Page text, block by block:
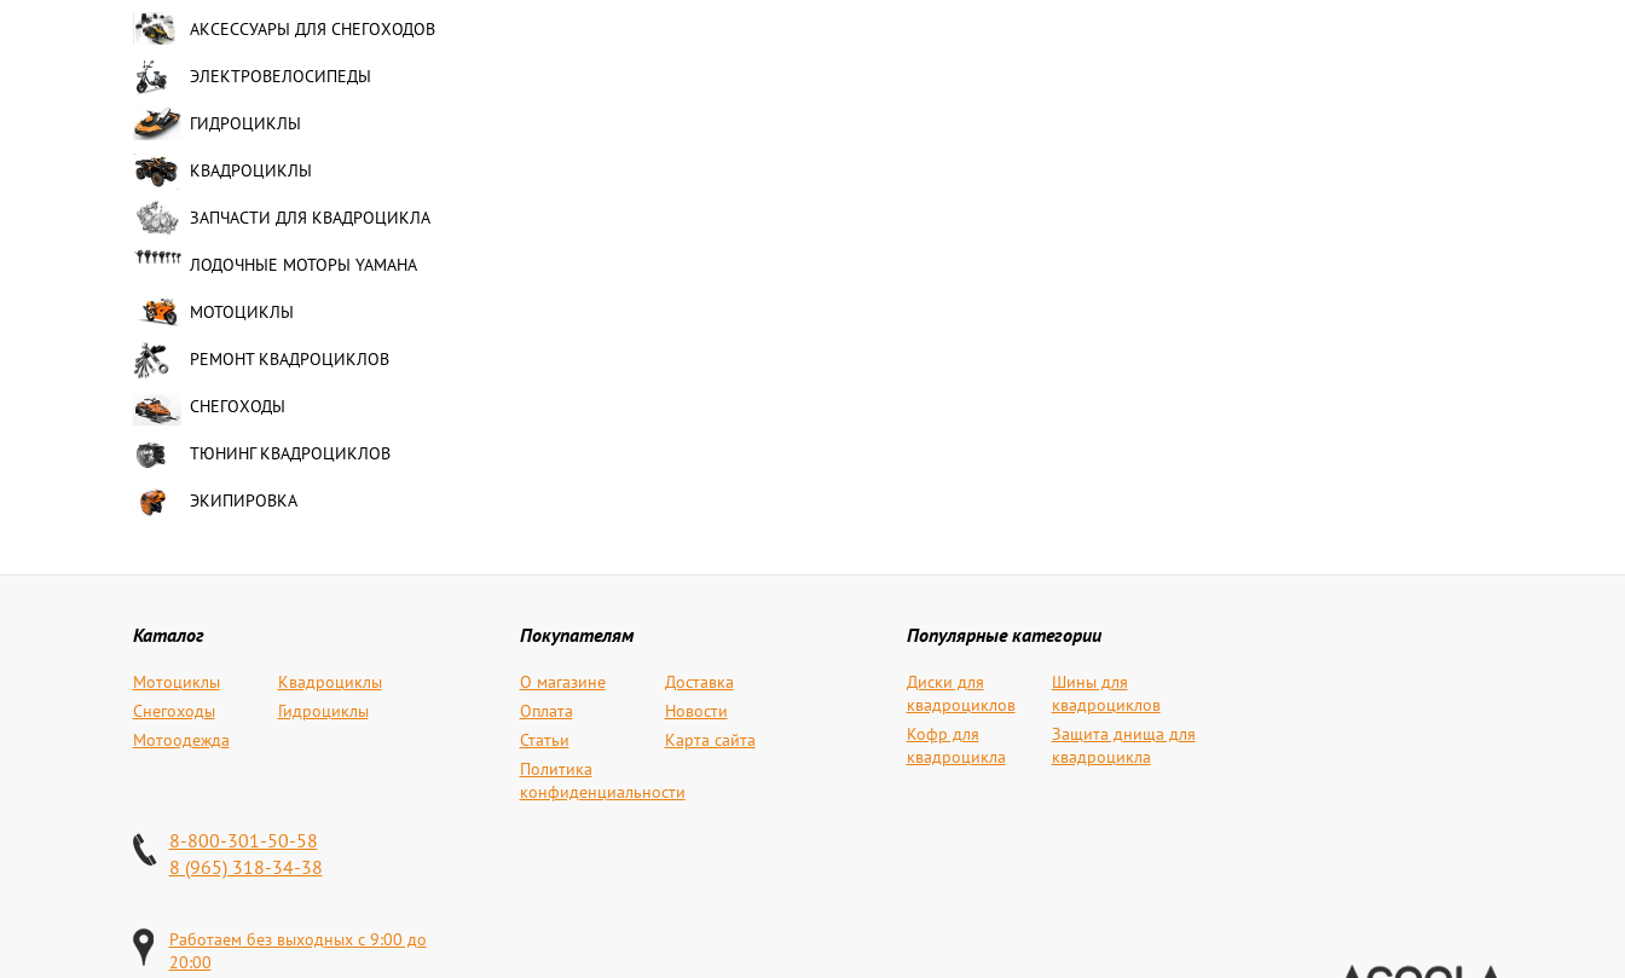
АКСЕССУАРЫ ДЛЯ СНЕГОХОДОВ
ЭЛЕКТРОВЕЛОСИПЕДЫ
ГИДРОЦИКЛЫ
КВАДРОЦИКЛЫ
ЗАПЧАСТИ ДЛЯ КВАДРОЦИКЛА
ЛОДОЧНЫЕ МОТОРЫ YAMAHA
МОТОЦИКЛЫ
РЕМОНТ КВАДРОЦИКЛОВ
СНЕГОХОДЫ
ТЮНИНГ КВАДРОЦИКЛОВ
ЭКИПИРОВКА
Каталог
Мотоциклы
Квадроциклы
Снегоходы
Гидроциклы
Мотоодежда
Покупателям
О магазине
Доставка
Оплата
Новости
Статьи
Карта сайта
Политика
конфиденциальности
Популярные категории
Диски для
квадроциклов
Шины для
квадроциклов
Кофр для
квадроцикла
Защита днища для
квадроцикла
8-800-301-50-58
8 (965) 318-34-38
Работаем без выходных с 9:00 до
20:00